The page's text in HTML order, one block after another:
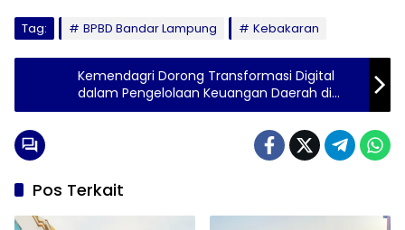
Tag: BPBD Bandar Lampung Kebakaran
Kemendagri Dorong Transformasi Digital
dalam Pengelolaan Keuangan Daerah di
Dumai
Pos Terkait